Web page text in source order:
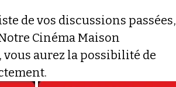
de vos discussions passées,
Cinéma Maison
aurez la possibilité de